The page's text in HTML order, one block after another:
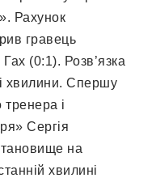
Рахунок
гравець
(0:1). Розв’язка
хвилини. Спершу
і
Сергія
на
хвилині